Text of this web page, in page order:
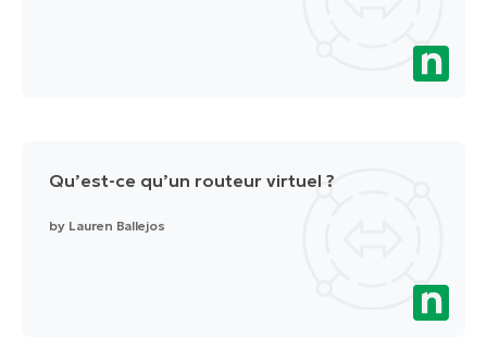
Qu’est-ce qu’un routeur virtuel ?
by Lauren Ballejos